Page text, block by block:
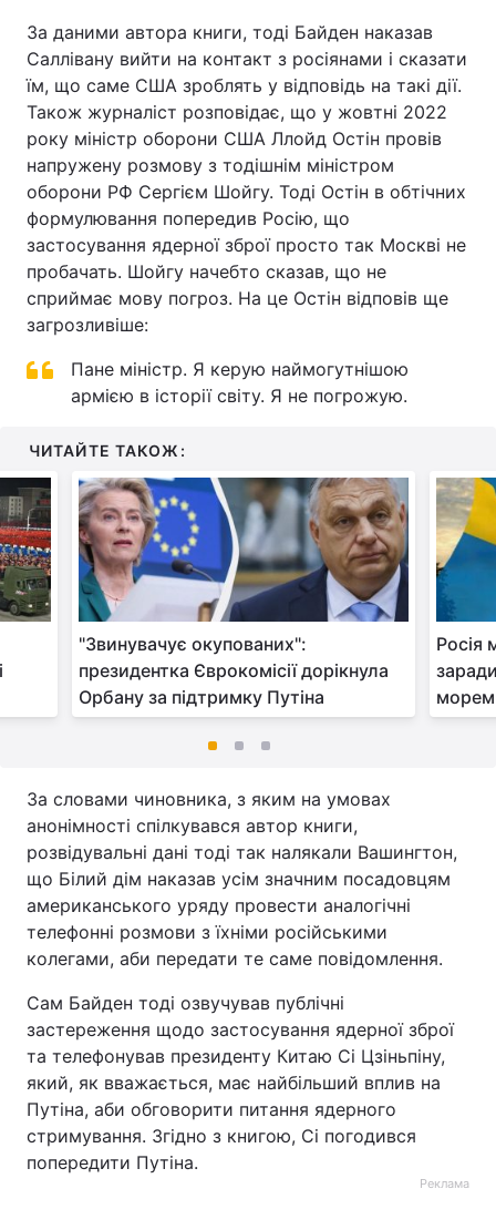
За даними автора книги, тоді Байден наказав
Саллівану вийти на контакт з росіянами і сказати
їм, що саме США зроблять у відповідь на такі дії.
Також журналіст розповідає, що у жовтні 2022
року міністр оборони США Ллойд Остін провів
напружену розмову з тодішнім міністром
оборони РФ Сергієм Шойгу. Тоді Остін в обтічних
формулювання попередив Росію, що
застосування ядерної зброї просто так Москві не
пробачать. Шойгу начебто сказав, що не
сприймає мову погроз. На це Остін відповів ще
загрозливіше:
Пане міністр. Я керую наймогутнішою
армією в історії світу. Я не погрожую.
ЧИТАЙТЕ ТАКОЖ:
"Звинувачує окупованих":
президентка Єврокомісії дорікнула
Орбану за підтримку Путіна
Росія
За словами чиновника, з яким на умовах
анонімності спілкувався автор книги,
розвідувальні дані тоді так налякали Вашингтон,
що Білий дім наказав усім значним посадовцям
американського уряду провести аналогічні
телефонні розмови з їхніми російськими
колегами, аби передати те саме повідомлення.
Сам Байден тоді озвучував публічні
застереження щодо застосування ядерної зброї
та телефонував президенту Китаю Сі Цзіньпіну,
який, як вважається, має найбільший вплив на
Путіна, аби обговорити питання ядерного
стримування. Згідно з книгою, Сі погодився
попередити Путіна.
Реклама